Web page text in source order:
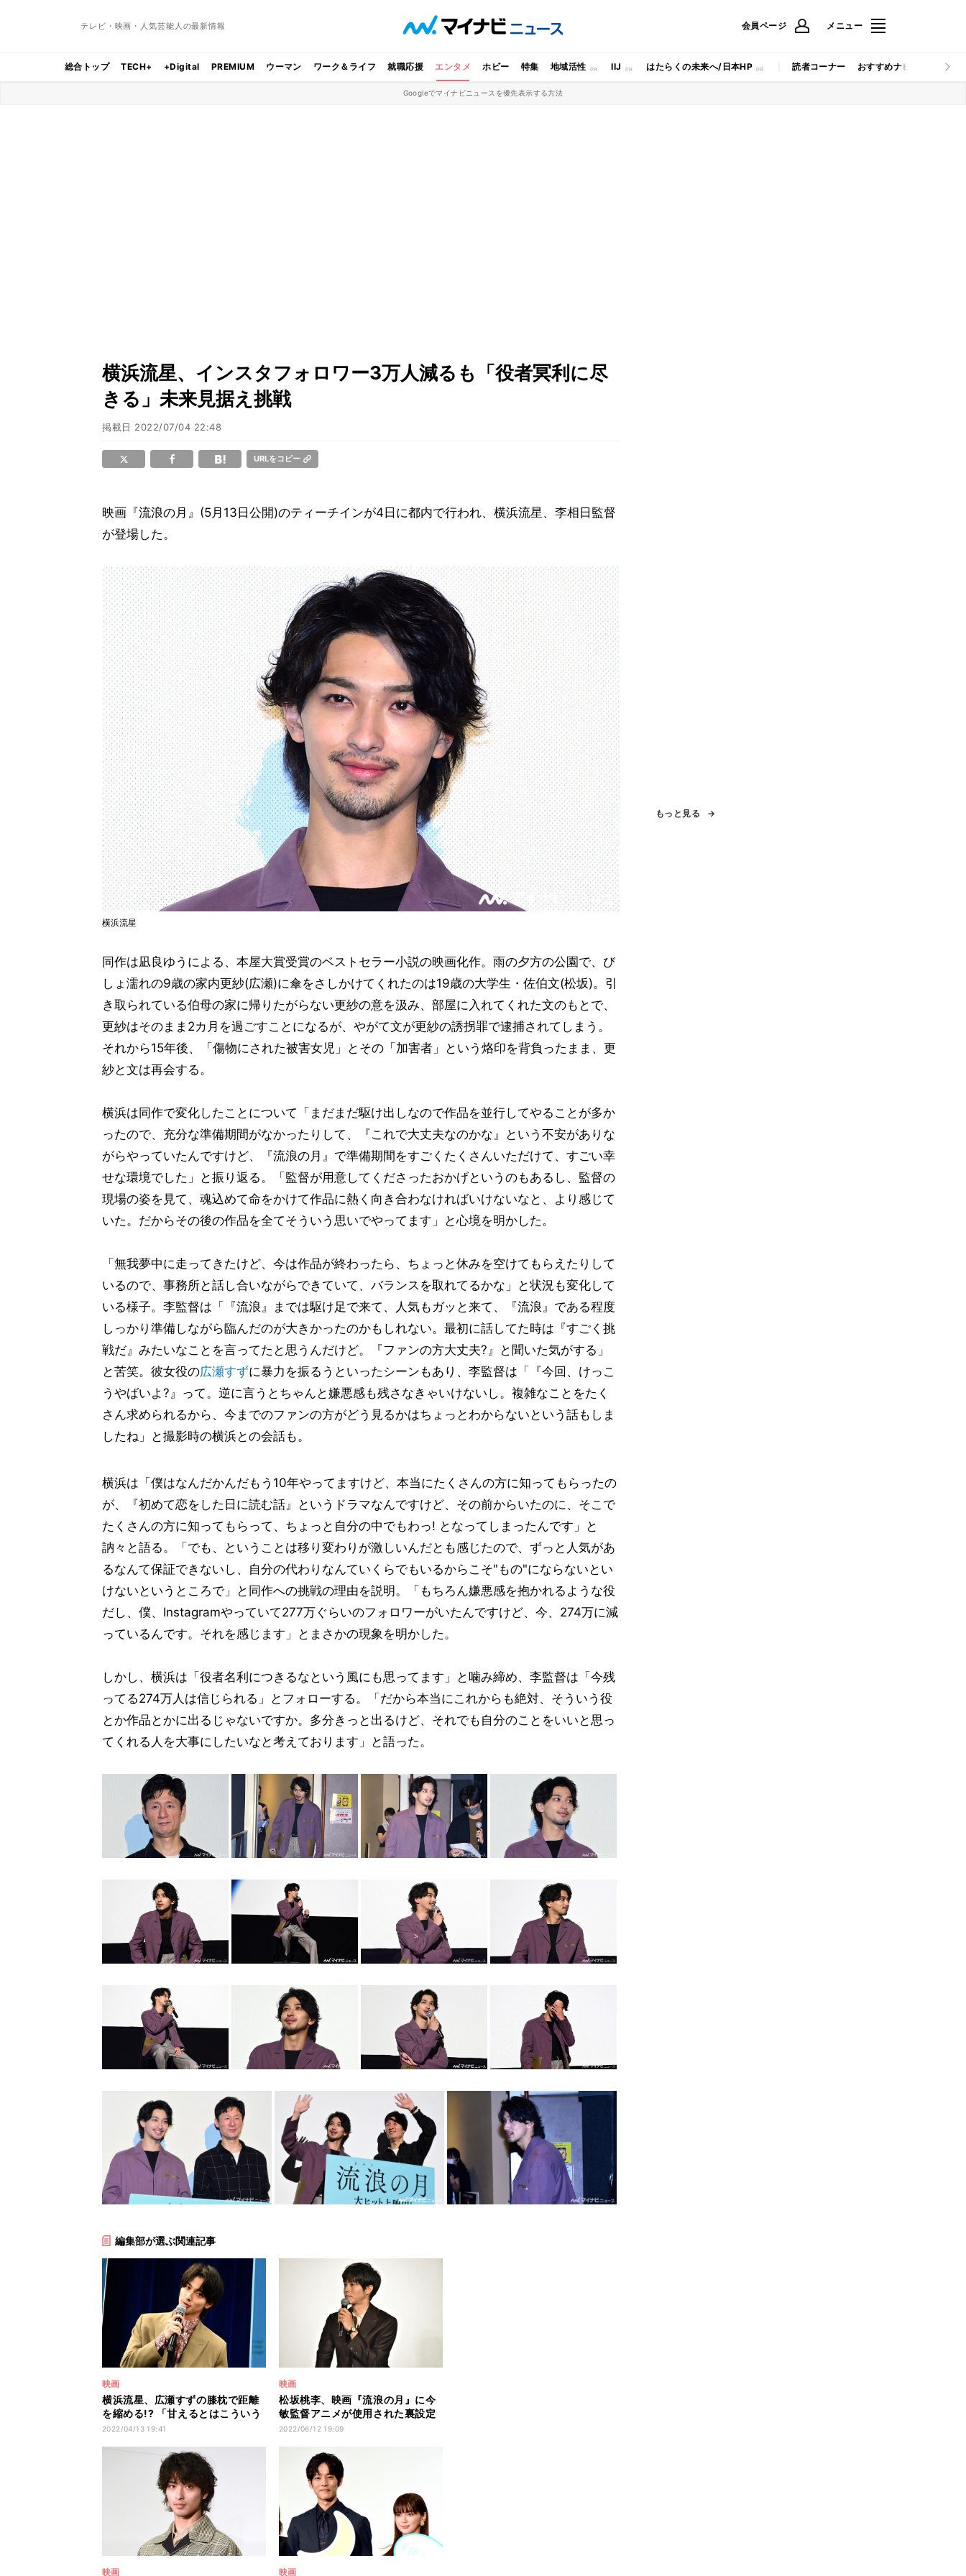
テレビ・映画・人気芸能人の最新情報 会員ページ メニュー
総合トップ TECH+ +Digital PREMIUM ウーマン ワーク＆ライフ 就職応援 エンタメ ホビー 特集 地域活性 IIJ はたらくの未来へ/日本HP 読者コーナー おすすめナビ マイナビ
Googleでマイナビニュースを優先表示する方法
横浜流星、インスタフォロワー3万人減るも「役者冥利に尽
きる」未来見据え挑戦
掲載日 2022/07/04 22:48
URLをコピー
映画『流浪の月』(5月13日公開)のティーチインが4日に都内で行われ、横浜流星、李相日監督
が登場した。
横浜流星
同作は凪良ゆうによる、本屋大賞受賞のベストセラー小説の映画化作。雨の夕方の公園で、び
しょ濡れの9歳の家内更紗(広瀬)に傘をさしかけてくれたのは19歳の大学生・佐伯文(松坂)。引
き取られている伯母の家に帰りたがらない更紗の意を汲み、部屋に入れてくれた文のもとで、
更紗はそのまま2カ月を過ごすことになるが、やがて文が更紗の誘拐罪で逮捕されてしまう。
それから15年後、「傷物にされた被害女児」とその「加害者」という烙印を背負ったまま、更
紗と文は再会する。
横浜は同作で変化したことについて「まだまだ駆け出しなので作品を並行してやることが多か
ったので、充分な準備期間がなかったりして、『これで大丈夫なのかな』という不安がありな
がらやっていたんですけど、『流浪の月』で準備期間をすごくたくさんいただけて、すごい幸
せな環境でした」と振り返る。「監督が用意してくださったおかげというのもあるし、監督の
現場の姿を見て、魂込めて命をかけて作品に熱く向き合わなければいけないなと、より感じて
いた。だからその後の作品を全てそういう思いでやってます」と心境を明かした。
「無我夢中に走ってきたけど、今は作品が終わったら、ちょっと休みを空けてもらえたりして
いるので、事務所と話し合いながらできていて、バランスを取れてるかな」と状況も変化して
いる様子。李監督は「『流浪』までは駆け足で来て、人気もガッと来て、『流浪』である程度
しっかり準備しながら臨んだのが大きかったのかもしれない。最初に話してた時は『すごく挑
戦だ』みたいなことを言ってたと思うんだけど。『ファンの方大丈夫?』と聞いた気がする」
と苦笑。彼女役の広瀬すずに暴力を振るうといったシーンもあり、李監督は「『今回、けっこ
うやばいよ?』って。逆に言うとちゃんと嫌悪感も残さなきゃいけないし。複雑なことをたく
さん求められるから、今までのファンの方がどう見るかはちょっとわからないという話もしま
したね」と撮影時の横浜との会話も。
横浜は「僕はなんだかんだもう10年やってますけど、本当にたくさんの方に知ってもらったの
が、『初めて恋をした日に読む話』というドラマなんですけど、その前からいたのに、そこで
たくさんの方に知ってもらって、ちょっと自分の中でもわっ! となってしまったんです」と
訥々と語る。「でも、ということは移り変わりが激しいんだとも感じたので、ずっと人気があ
るなんて保証できないし、自分の代わりなんていくらでもいるからこそ"もの"にならないとい
けないというところで」と同作への挑戦の理由を説明。「もちろん嫌悪感を抱かれるような役
だし、僕、Instagramやっていて277万ぐらいのフォロワーがいたんですけど、今、274万に減
っているんです。それを感じます」とまさかの現象を明かした。
しかし、横浜は「役者名利につきるなという風にも思ってます」と噛み締め、李監督は「今残
ってる274万人は信じられる」とフォローする。「だから本当にこれからも絶対、そういう役
とか作品とかに出るじゃないですか。多分きっと出るけど、それでも自分のことをいいと思っ
てくれる人を大事にしたいなと考えております」と語った。
編集部が選ぶ関連記事
映画
横浜流星、広瀬すずの膝枕で距離
を縮める!? 「甘えるとはこういう
ことか」
2022/04/13 19:41
映画
松坂桃李、映画『流浪の月』に今
敏監督アニメが使用された裏設定
明かす
2022/06/12 19:09
映画 映画
もっと見る